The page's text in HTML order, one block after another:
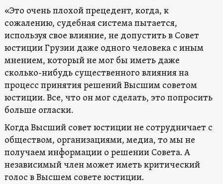
«Это очень плохой прецедент, когда, к
сожалению, судебная система пытается,
используя свое влияние, не допустить в Совет
юстиции Грузии даже одного человека с иным
мнением, который не мог бы иметь даже
сколько-нибудь существенного влияния на
процесс принятия решений Высшим советом
юстиции. Все, что он мог сделать, это попросить
больше огласки.
Когда Высший совет юстиции не сотрудничает с
обществом, организациями, медиа, то мы не
получаем информации о решении Совета. А
независимый член может иметь критический
голос в Высшем совете юстиции.